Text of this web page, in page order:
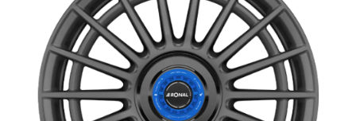
Vanteiden osto-opas
Auton renkaat
Yhteystiedot